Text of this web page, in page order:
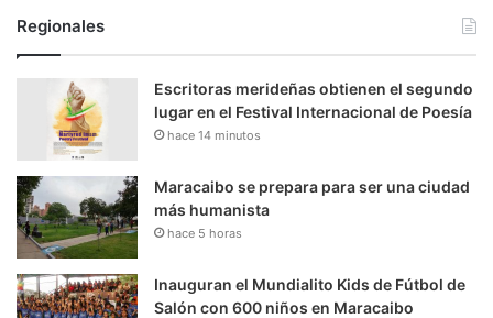
Regionales
Escritoras merideñas obtienen el segundo
lugar en el Festival Internacional de Poesía
hace 14 minutos
Maracaibo se prepara para ser una ciudad
más humanista
hace 5 horas
Inauguran el Mundialito Kids de Fútbol de
Salón con 600 niños en Maracaibo